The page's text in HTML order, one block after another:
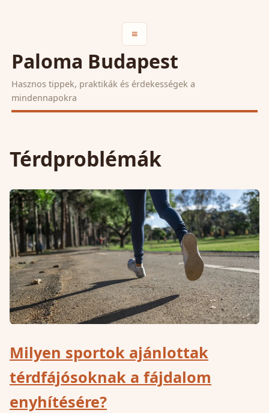
≡
Paloma Budapest
Hasznos tippek, praktikák és érdekességek a
mindennapokra
Térdproblémák
Milyen sportok ajánlottak
térdfájósoknak a fájdalom
enyhítésére?